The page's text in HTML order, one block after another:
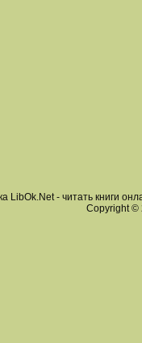
LibOk.Net - читать книги
Copyright ©